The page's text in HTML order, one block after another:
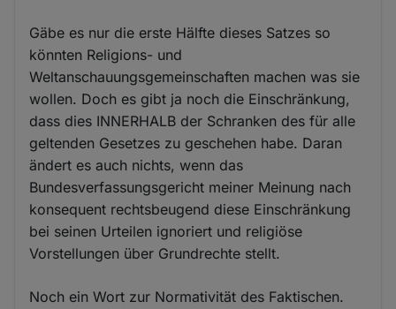
Gäbe es nur die erste Hälfte dieses Satzes so
könnten Religions- und
Weltanschauungsgemeinschaften machen was sie
wollen. Doch es gibt ja noch die Einschränkung,
dass dies INNERHALB der Schranken des für alle
geltenden Gesetzes zu geschehen habe. Daran
ändert es auch nichts, wenn das
Bundesverfassungsgericht meiner Meinung nach
konsequent rechtsbeugend diese Einschränkung
bei seinen Urteilen ignoriert und religiöse
Vorstellungen über Grundrechte stellt.
Noch ein Wort zur Normativität des Faktischen.